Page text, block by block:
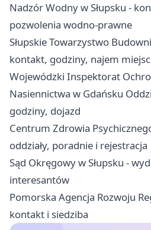
Nadzór Wodny w Słupsku -
pozwolenia wodno-prawne
Słupskie Towarzystwo
kontakt, godziny, najem
Wojewódzki Inspektorat
Nasiennictwa w Gdańsku
godziny, dojazd
Centrum Zdrowia
oddziały, poradnie i rejestracja
Sąd Okręgowy w Słupsku -
interesantów
Pomorska Agencja Rozwoju
kontakt i siedziba